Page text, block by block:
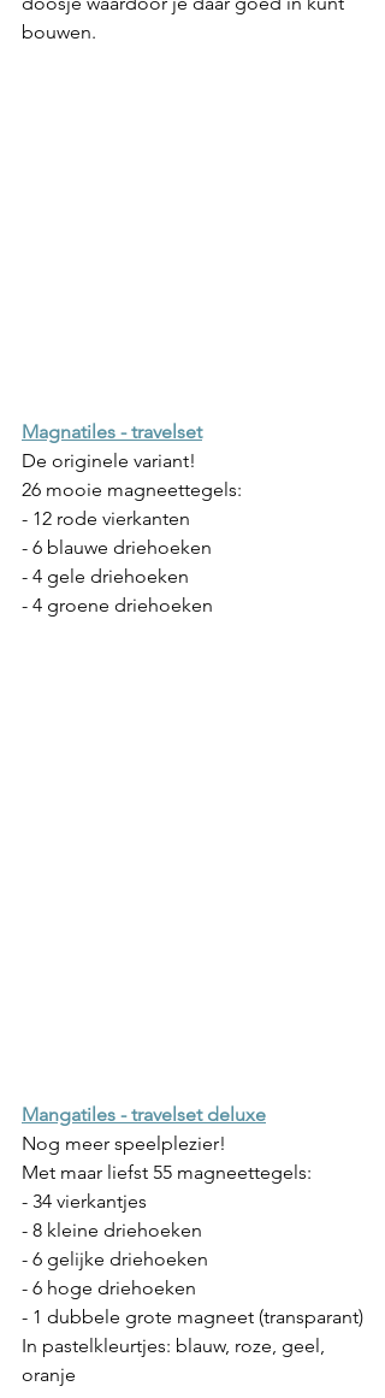
bouwen.
Magnatiles - travelset
De originele variant!
26 mooie magneettegels:
- 12 rode vierkanten
- 6 blauwe driehoeken
- 4 gele driehoeken
- 4 groene driehoeken
Mangatiles - travelset deluxe
Nog meer speelplezier!
Met maar liefst 55 magneettegels:
- 34 vierkantjes
- 8 kleine driehoeken
- 6 gelijke driehoeken
- 6 hoge driehoeken
- 1 dubbele grote magneet (transparant)
In pastelkleurtjes: blauw, roze, geel,
oranje